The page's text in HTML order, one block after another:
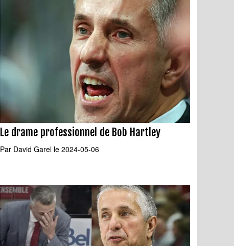
Le drame professionnel de Bob Hartley
Par David Garel le 2024-05-06